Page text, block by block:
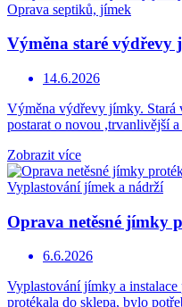
Oprava septiků, jímek
Výměna staré výdřevy
14.6.2026
Výměna výdřevy jímky. Stará
postarat o novou ,trvanlivější a
Zobrazit více
Vyplastování jímek a nádrží
Oprava netěsné jímky
6.6.2026
Vyplastování jímky a
protékala do sklepa, bylo